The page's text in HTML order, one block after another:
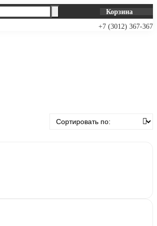
Корзина
+7 (3012) 367-367